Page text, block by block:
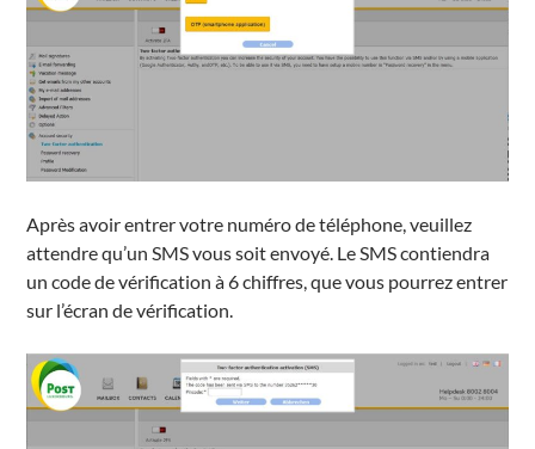
Après avoir entrer votre numéro de téléphone, veuillez
attendre qu’un SMS vous soit envoyé. Le SMS contiendra
un code de vérification à 6 chiffres, que vous pourrez entrer
sur l’écran de vérification.